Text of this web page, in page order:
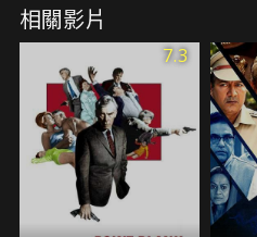
相關影片
7.3